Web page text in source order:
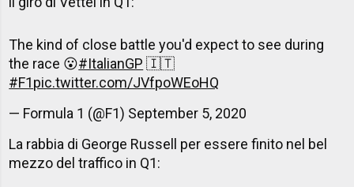
The kind of close battle you'd expect to see during
the race 😮#ItalianGP 🇮🇹
#F1pic.twitter.com/JVfpoWEoHQ
— Formula 1 (@F1) September 5, 2020
La rabbia di George Russell per essere finito nel bel
mezzo del traffico in Q1: